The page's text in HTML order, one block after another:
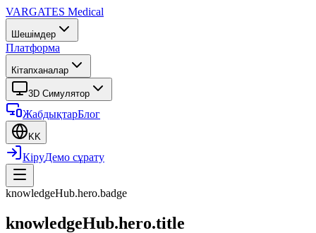
VARGATES Medical
Шешімдер
Платформа
Кітапханалар
3D Симулятор
ЖабдықтарБлог
KK
КіруДемо сұрату
knowledgeHub.hero.badge
knowledgeHub.hero.title